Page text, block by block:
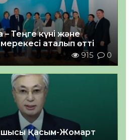
Теңге күні және
аталып өтті
915 0
Қасым-Жомарт